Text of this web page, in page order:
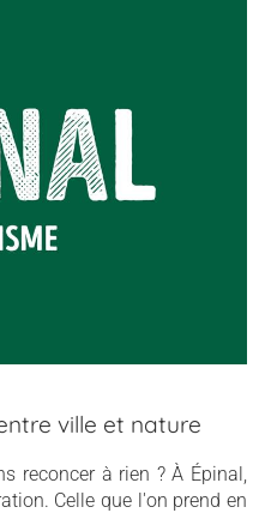
ville et nature
reconcer à rien ? À Épinal,
Celle que l'on prend en